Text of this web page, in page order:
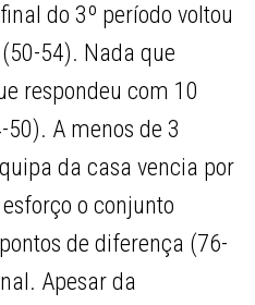
do 3º período voltou
54). Nada que
respondeu com 10
50). A menos de 3
da casa vencia por
o conjunto
de diferença (76-
Apesar da